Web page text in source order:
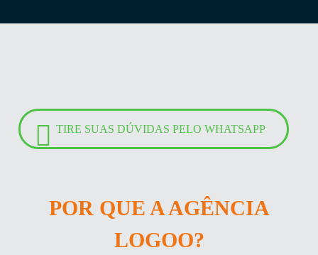
TIRE SUAS DÚVIDAS PELO WHATSAPP
POR QUE A AGÊNCIA
LOGOO?